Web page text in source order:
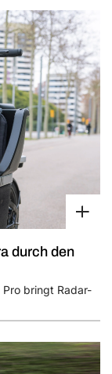
durch den
Pro bringt Radar-